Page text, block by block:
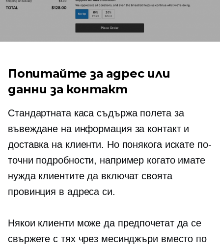
Попитайте за адрес или
данни за контакт
Стандартната каса съдържа полета за
въвеждане на информация за контакт и
доставка на клиенти. Но понякога искате по-
точни подробности, например когато имате
нужда клиентите да включат своята
провинция в адреса си.
Някои клиенти може да предпочетат да се
свържете с тях чрез месинджъри вместо по